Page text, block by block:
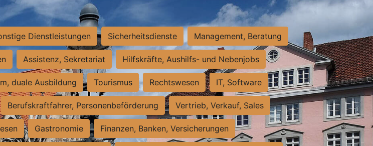
Dienstleistungen Sicherheitsdienste Management, Beratung
Assistenz, Sekretariat Hilfskräfte, Aushilfs- und Nebenjobs
duale Ausbildung Tourismus Rechtswesen IT, Software
Berufskraftfahrer, Personenbeförderung Vertrieb, Verkauf, Sales
Gastronomie Finanzen, Banken, Versicherungen